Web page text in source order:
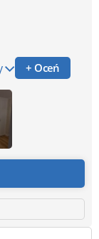
+ Oceń